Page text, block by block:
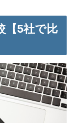
【5社で比